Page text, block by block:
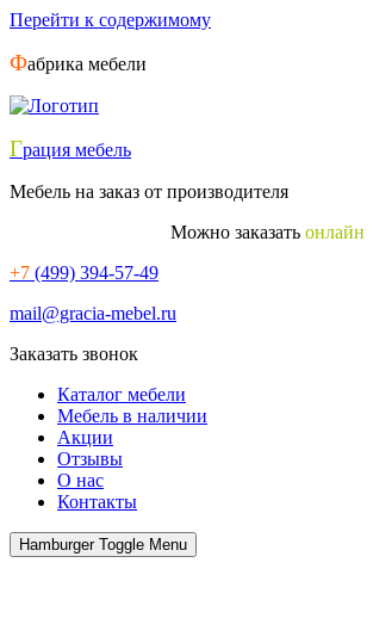
Перейти к содержимому
Фабрика мебели
Грация мебель
Мебель на заказ от производителя
Можно заказать онлайн
+7 (499) 394-57-49
mail@gracia-mebel.ru
Заказать звонок
Каталог мебели
Мебель в наличии
Акции
Отзывы
О нас
Контакты
Hamburger Toggle Menu